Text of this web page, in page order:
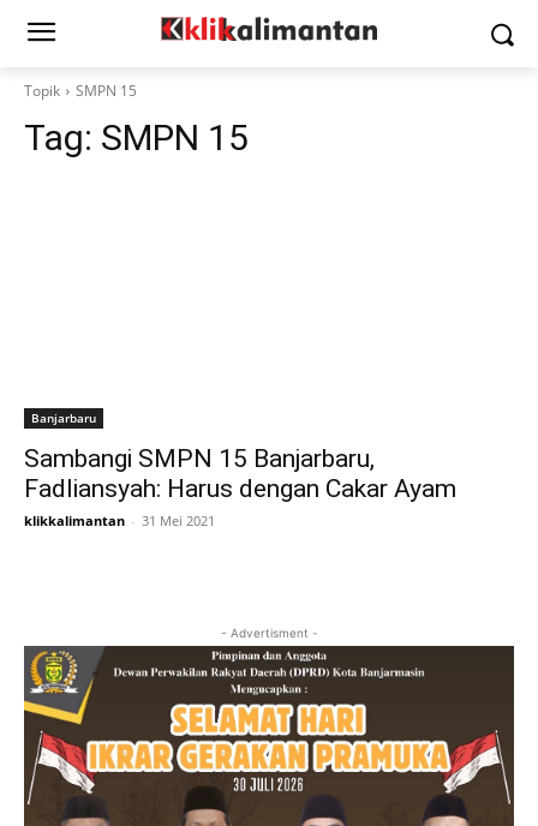
Topik SMPN 15
Tag: SMPN 15
Banjarbaru
Sambangi SMPN 15 Banjarbaru,
Fadliansyah: Harus dengan Cakar Ayam
klikkalimantan - 31 Mei 2021
- Advertisment -